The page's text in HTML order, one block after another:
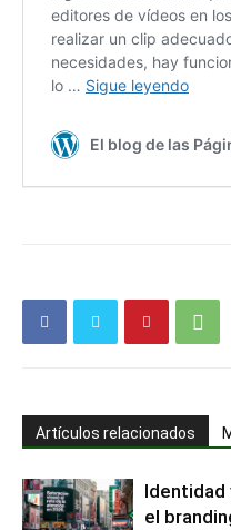
Artículos relacionados
Identidad
el